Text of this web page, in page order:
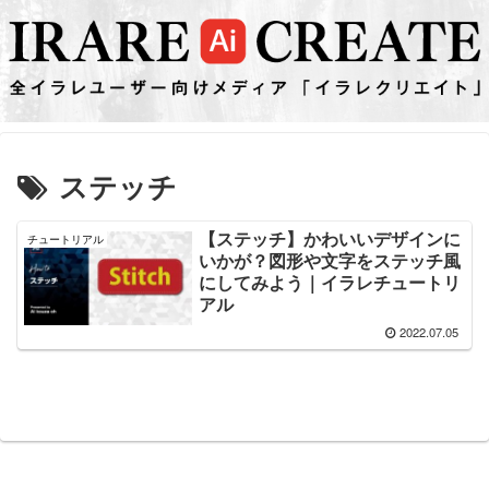
ステッチ
チュートリアル
【ステッチ】かわいいデザインに
いかが？図形や文字をステッチ風
にしてみよう｜イラレチュートリ
アル
2022.07.05